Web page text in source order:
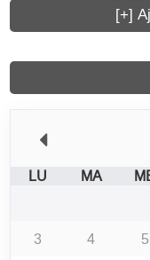
LU MA
3
4 5
[+]